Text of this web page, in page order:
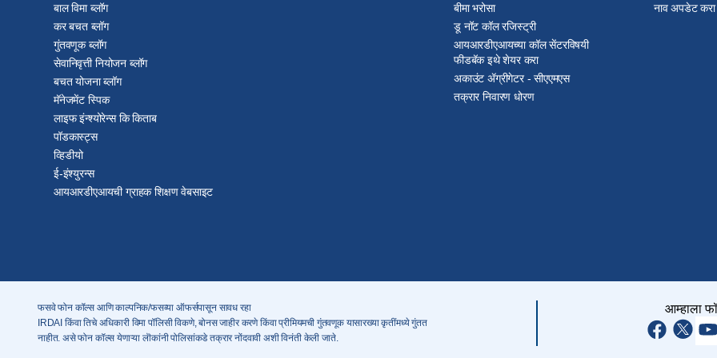
बाल विमा ब्लॉग
कर बचत ब्लॉग
गुंतवणूक ब्लॉग
सेवानिवृत्ती नियोजन ब्लॉग
बचत योजना ब्लॉग
मॅनेजमेंट स्पिक
लाइफ इंन्श्योरेन्स कि किताब
पॉडकास्ट्स
व्हिडीयो
ई-इंश्युरन्स
आयआरडीएआयची ग्राहक शिक्षण वेबसाइट
बीमा भरोसा
डू नॉट कॉल रजिस्ट्री
आयआरडीएआयच्या कॉल सेंटरविषयी
फीडबॅक इथे शेयर करा
अकाउंट ॲग्रीगेटर - सीएएमएस
तक्रार निवारण धोरण
नाव अपडेट करा
फसवे फोन कॉल्स आणि काल्पनिक/फसव्या ऑफर्सपासून सावध रहा
IRDAI किंवा तिचे अधिकारी विमा पॉलिसी विकणे, बोनस जाहीर करणे किंवा प्रीमियमची गुंतवणूक यासारख्या कृतींमध्ये गुंतत
नाहीत. असे फोन कॉल्स येणाऱ्या लॊकांनी पोलिसांकडे तक्रार नोंदवावी अशी विनंती केली जाते.
आम्हाला